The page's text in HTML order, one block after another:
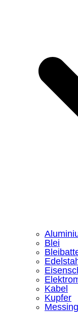
Blei
Kabel
Kupfer
Messing